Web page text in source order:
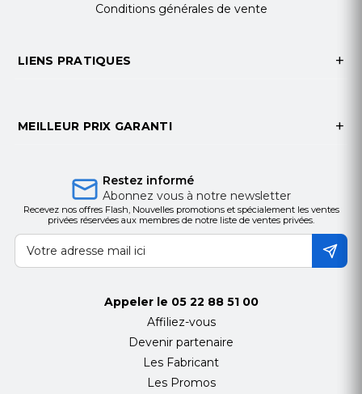
Conditions générales de vente
LIENS PRATIQUES
MEILLEUR PRIX GARANTI
Restez informé
Abonnez vous à notre newsletter
Recevez nos offres Flash, Nouvelles promotions et spécialement les ventes
privées réservées aux membres de notre liste de ventes privées.
Appeler le 05 22 88 51 00
Affiliez-vous
Devenir partenaire
Les Fabricant
Les Promos